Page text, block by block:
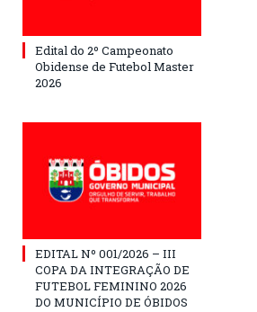
Edital do 2º Campeonato
Obidense de Futebol Master
2026
EDITAL Nº 001/2026 – III
COPA DA INTEGRAÇÃO DE
FUTEBOL FEMININO 2026
DO MUNICÍPIO DE ÓBIDOS